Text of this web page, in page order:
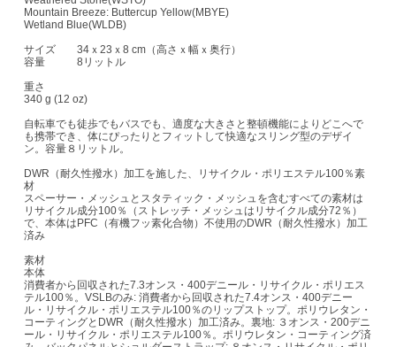
Mountain Breeze: Buttercup Yellow(MBYE)
Wetland Blue(WLDB)
サイズ 34ｘ23ｘ8 cm（高さｘ幅ｘ奥行）
容量 8リットル
重さ
340 g (12 oz)
自転車でも徒歩でもバスでも、適度な大きさと整頓機能によりどこへで
も携帯でき、体にぴったりとフィットして快適なスリング型のデザイ
ン。容量８リットル。
DWR（耐久性撥水）加工を施した、リサイクル・ポリエステル100％素
材
スペーサー・メッシュとスタティック・メッシュを含むすべての素材は
リサイクル成分100％（ストレッチ・メッシュはリサイクル成分72％）
で、本体はPFC（有機フッ素化合物）不使用のDWR（耐久性撥水）加工
済み
素材
本体
消費者から回収された7.3オンス・400デニール・リサイクル・ポリエス
テル100％。VSLBのみ: 消費者から回収された7.4オンス・400デニー
ル・リサイクル・ポリエステル100％のリップストップ。ポリウレタン・
コーティングとDWR（耐久性撥水）加工済み。裏地: ３オンス・200デニ
ール・リサイクル・ポリエステル100％。ポリウレタン・コーティング済